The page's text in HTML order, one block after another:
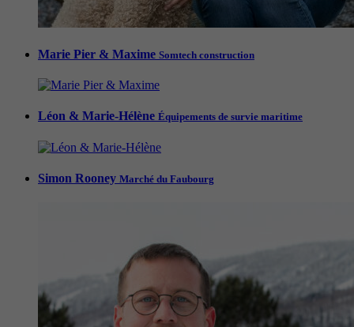
Marie Pier & Maxime Somtech construction
Léon & Marie-Hélène Équipements de survie maritime
Simon Rooney Marché du Faubourg